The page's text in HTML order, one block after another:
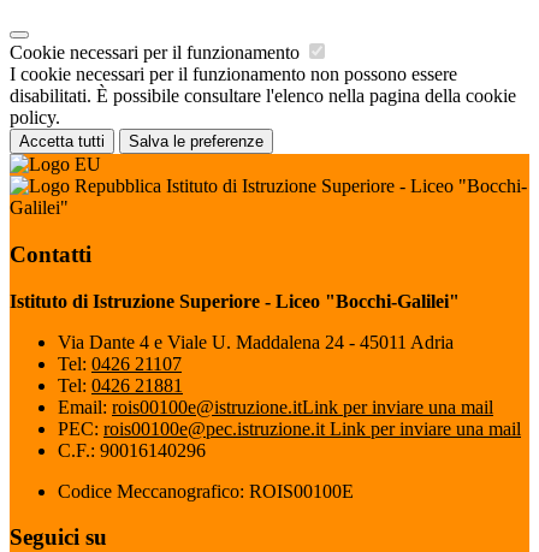
Cookie necessari per il funzionamento
I cookie necessari per il funzionamento non possono essere
disabilitati. È possibile consultare l'elenco nella pagina della cookie
policy.
Accetta tutti Salva le preferenze
Istituto di Istruzione Superiore - Liceo "Bocchi-
Galilei"
Contatti
Istituto di Istruzione Superiore - Liceo "Bocchi-Galilei"
Via Dante 4 e Viale U. Maddalena 24 - 45011 Adria
Tel: 0426 21107
Tel: 0426 21881
Email: rois00100e@istruzione.itLink per inviare una mail
PEC: rois00100e@pec.istruzione.it Link per inviare una mail
C.F.: 90016140296
Codice Meccanografico: ROIS00100E
Seguici su